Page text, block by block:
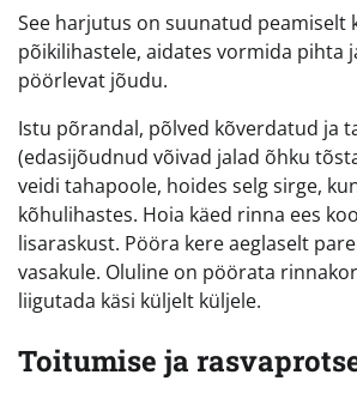
See harjutus on suunatud peamiselt
põikilihastele, aidates vormida pihta
pöörlevat jõudu.
Istu põrandal, põlved kõverdatud ja
(edasijõudnud võivad jalad õhku
veidi tahapoole, hoides selg sirge,
kõhulihastes. Hoia käed rinna ees
lisaraskust. Pööra kere aeglaselt
vasakule. Oluline on pöörata
liigutada käsi küljelt küljele.
Toitumise ja